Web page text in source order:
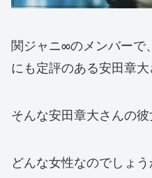
関ジャニ∞のメンバーで
にも定評のある安田章大
そんな安田章大さんの
どんな女性なのでしょう